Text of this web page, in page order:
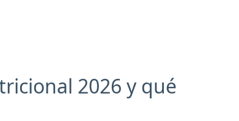
2026 y qué